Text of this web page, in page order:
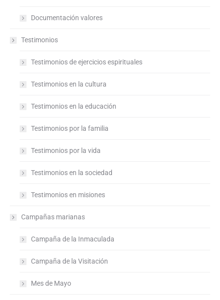
Documentación valores
Testimonios
Testimonios de ejercicios espirituales
Testimonios en la cultura
Testimonios en la educación
Testimonios por la familia
Testimonios por la vida
Testimonios en la sociedad
Testimonios en misiones
Campañas marianas
Campaña de la Inmaculada
Campaña de la Visitación
Mes de Mayo